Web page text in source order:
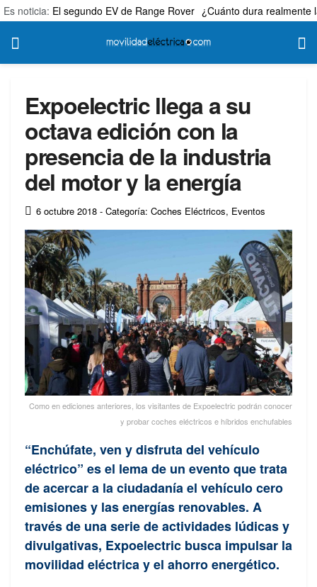
Es noticia: El segundo EV de Range Rover ¿Cuánto dura realmente
Expoelectric llega a su
octava edición con la
presencia de la industria
del motor y la energía
6 octubre 2018 - Categoría: Coches Eléctricos, Eventos
Como en ediciones anteriores, los visitantes de Expoelectric podrán conocer
y probar coches eléctricos e híbridos enchufables
“Enchúfate, ven y disfruta del vehículo
eléctrico” es el lema de un evento que trata
de acercar a la ciudadanía el vehículo cero
emisiones y las energías renovables. A
través de una serie de actividades lúdicas y
divulgativas, Expoelectric busca impulsar la
movilidad eléctrica y el ahorro energético.